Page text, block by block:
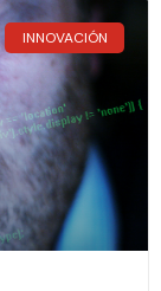
INNOVACIÓN